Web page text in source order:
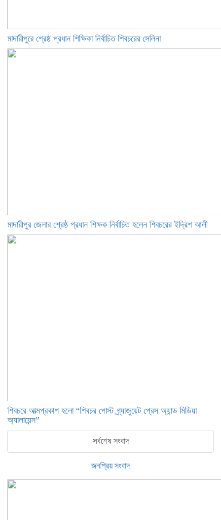
মাদারীপুরে শ্রেষ্ঠ প্রধান শিক্ষিকা নির্বাচিত শিবচরের সেলিনা
মাদারীপুর জেলার শ্রেষ্ঠ প্রধান শিক্ষক নির্বাচিত হলেন শিবচরের ইদ্রিশ আলী
শিবচরে আত্মপ্রকাশ হলো “শিবচর পোস্ট গ্র্যাজুয়েট প্রেস অ্যান্ড মিডিয়া
অ্যালায়েন্স”
সর্বশেষ সংবাদ
জনপ্রিয় সংবাদ